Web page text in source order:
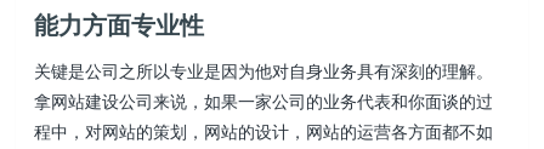
能力方面专业性
关键是公司之所以专业是因为他对自身业务具有深刻的理解。
拿网站建设公司来说，如果一家公司的业务代表和你面谈的过
程中，对网站的策划，网站的设计，网站的运营各方面都不如